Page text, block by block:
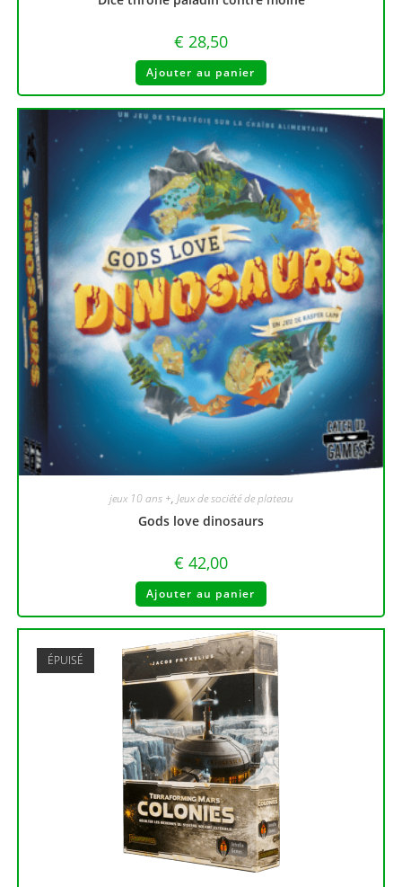
€ 28,50
Ajouter au panier
jeux 10 ans +, Jeux de société de plateau
Gods love dinosaurs
€ 42,00
Ajouter au panier
ÉPUISÉ